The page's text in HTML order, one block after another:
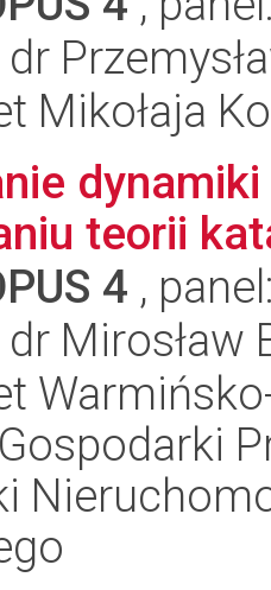
Mikołaja
teorii
4 ,
Mirosław